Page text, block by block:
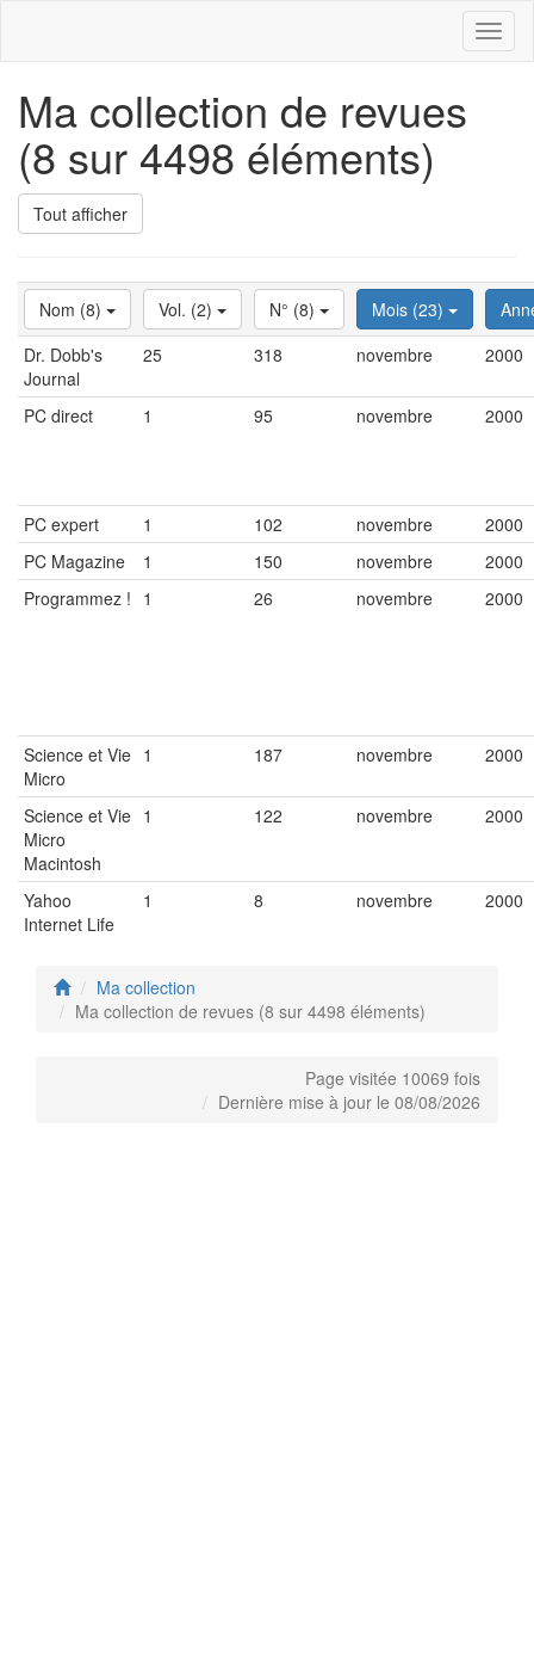
Ma collection de revues
(8 sur 4498 éléments)
Tout afficher
Nom (8) Vol. (2) N° (8) Mois (23)
Dr. Dobb's
Journal
25 318 novembre 2000
PC direct 1 95 novembre 2000
PC expert 1 102 novembre
2000
PC Magazine
1 150 novembre
2000
Programmez ! 1 26 novembre 2000
Science et Vie
Micro
1 187 novembre 2000
Science et Vie
Micro
Macintosh
1 122 novembre 2000
Yahoo
Internet Life
1 8 novembre 2000
Ma collection
Ma collection de revues (8 sur 4498 éléments)
Page visitée 10069 fois
Dernière mise à jour le 08/08/2026